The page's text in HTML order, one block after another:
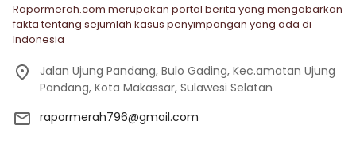
Rapormerah.com merupakan portal berita yang mengabarkan
fakta tentang sejumlah kasus penyimpangan yang ada di
Indonesia
Jalan Ujung Pandang, Bulo Gading, Kec.amatan Ujung
Pandang, Kota Makassar, Sulawesi Selatan
rapormerah796@gmail.com